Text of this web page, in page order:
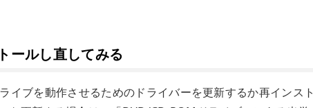
ールし直してみる
イブを動作させるためのドライバーを更新するか再インス